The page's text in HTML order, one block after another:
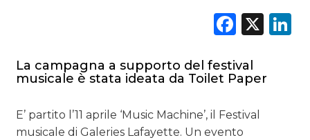
TREND
OPINIONI
X
La campagna a supporto del festival
musicale è stata ideata da Toilet Paper
E’ partito l’11 aprile ‘Music Machine’, il Festival
musicale di Galeries Lafayette. Un evento